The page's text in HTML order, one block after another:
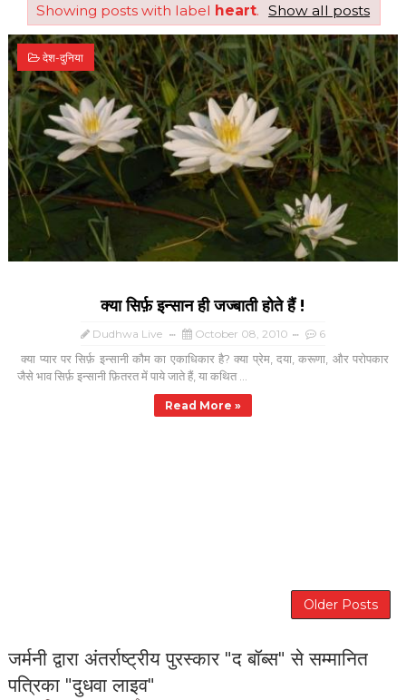
Showing posts with label heart. Show all posts
देश-दुनिया
क्या सिर्फ़ इन्सान ही जज्बाती होते हैं !
Dudhwa Live October 08, 2010 6
क्या प्यार पर सिर्फ़ इन्सानी कौम का एकाधिकार है? क्या प्रेम, दया, करूणा, और परोपकार
जैसे भाव सिर्फ़ इन्सानी फ़ितरत में पाये जाते हैं, या कथित ...
Read More »
Older Posts
जर्मनी द्वारा अंतर्राष्ट्रीय पुरस्कार "द बॉब्स" से सम्मानित
पत्रिका "दुधवा लाइव"